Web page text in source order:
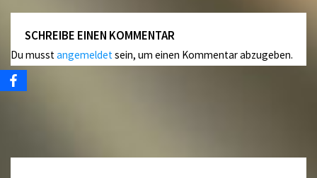
SCHREIBE EINEN KOMMENTAR
Du musstangemeldetsein, um einen Kommentar abzugeben.